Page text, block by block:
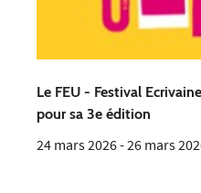
Le FEU - Festival
pour sa 3e édition
24 mars 2026-26 mars